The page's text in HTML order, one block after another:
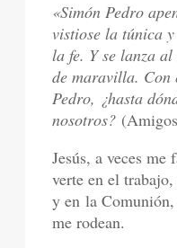
«Simón Pedro
vistiose la túnica
la fe. Y se lanza
de maravilla. Con
Pedro, ¿hasta
nosotros?
Jesús, a veces
verte en el
y en la
me rodean.